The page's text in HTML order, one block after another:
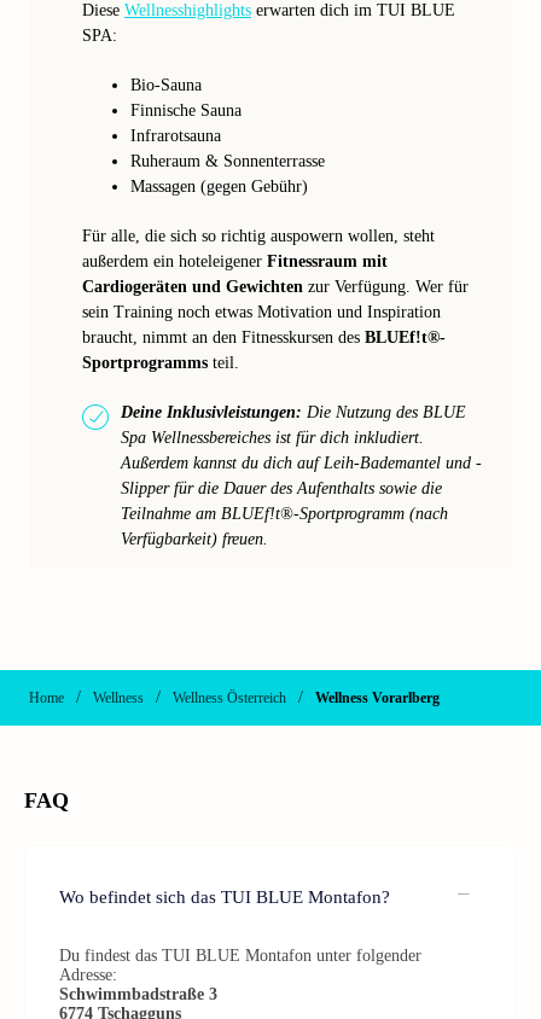
Diese Wellnesshighlights erwarten dich im TUI BLUE
SPA:
Bio-Sauna
Finnische Sauna
Infrarotsauna
Ruheraum & Sonnenterrasse
Massagen (gegen Gebühr)
Für alle, die sich so richtig auspowern wollen, steht
außerdem ein hoteleigener Fitnessraum mit
Cardiogeräten und Gewichten zur Verfügung. Wer für
sein Training noch etwas Motivation und Inspiration
braucht, nimmt an den Fitnesskursen des BLUEf!t®-
Sportprogramms teil.
Deine Inklusivleistungen: Die Nutzung des BLUE
Spa Wellnessbereiches ist für dich inkludiert.
Außerdem kannst du dich auf Leih-Bademantel und -
Slipper für die Dauer des Aufenthalts sowie die
Teilnahme am BLUEf!t®-Sportprogramm (nach
Verfügbarkeit) freuen.
Home / Wellness / Wellness Österreich / Wellness Vorarl­berg
FAQ
Wo befindet sich das TUI BLUE Montafon?
Du findest das TUI BLUE Montafon unter folgender
Adresse:
Schwimmbadstraße 3
6774 Tschagguns